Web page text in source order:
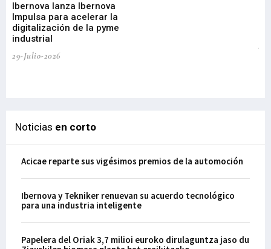
Ibernova lanza Ibernova
Impulsa para acelerar la
digitalización de la pyme
industrial
29-Julio-2026
Noticias en corto
Acicae reparte sus vigésimos premios de la automoción
Ibernova y Tekniker renuevan su acuerdo tecnológico
para una industria inteligente
Papelera del Oriak 3,7 milioi euroko dirulaguntza jaso du